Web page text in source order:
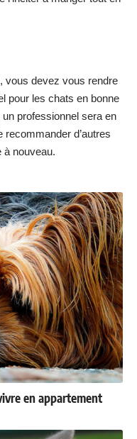
vous devez vous rendre
pour les chats en bonne
professionnel sera en
d’autres
à nouveau.
en appartement